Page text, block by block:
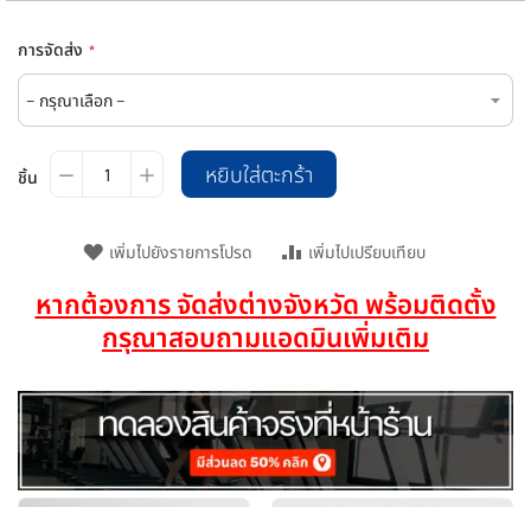
การจัดส่ง
ชิ้น หยิบใส่ตะกร้า
เพิ่มไปยังรายการโปรด เพิ่มไปเปรียบเทียบ
หากต้องการ จัดส่งต่างจังหวัด พร้อมติดตั้ง
กรุณาสอบถามแอดมินเพิ่มเติม